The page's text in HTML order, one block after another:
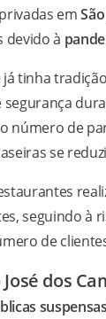
em
devido à
tinha
segurança
número de
se
seguindo à
de
dos